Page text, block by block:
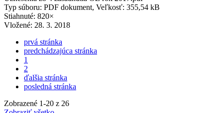
Typ súboru: PDF dokument, Veľkosť: 355,54 kB
Stiahnuté: 820×
Vložené: 28. 3. 2018
prvá stránka
predchádzajúca stránka
1
2
ďalšia stránka
posledná stránka
Zobrazené 1-20 z 26